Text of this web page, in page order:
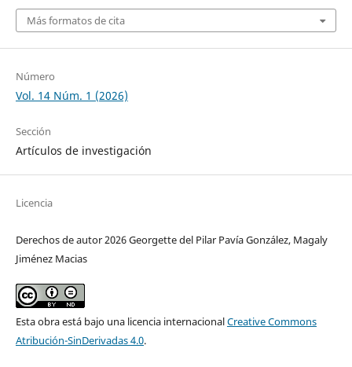
Más formatos de cita
Número
Vol. 14 Núm. 1 (2026)
Sección
Artículos de investigación
Licencia
Derechos de autor 2026 Georgette del Pilar Pavía González, Magaly
Jiménez Macias
Esta obra está bajo una licencia internacionalCreative Commons
Atribución-SinDerivadas 4.0.